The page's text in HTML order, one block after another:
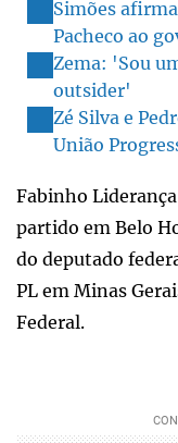
Simões
Pacheco ao
Zema: 'Sou
outsider'
Zé Silva e
União
Fabinho
partido em Belo
do deputado
PL em Minas
Federal.